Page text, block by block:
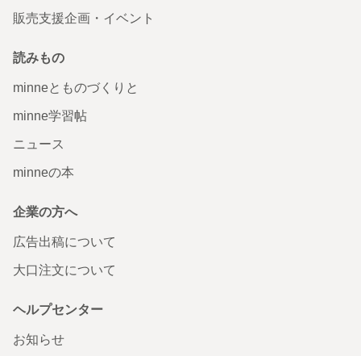
販売支援企画・イベント
読みもの
minneとものづくりと
minne学習帖
ニュース
minneの本
企業の方へ
広告出稿について
大口注文について
ヘルプセンター
お知らせ